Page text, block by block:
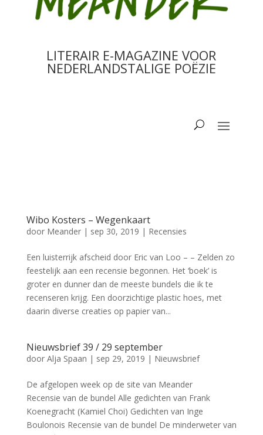
LITERAIR E-MAGAZINE VOOR
NEDERLANDSTALIGE POËZIE
Wibo Kosters – Wegenkaart
door Meander| sep 30, 2019 | Recensies
Een luisterrijk afscheid door Eric van Loo – – Zelden zo
feestelijk aan een recensie begonnen. Het ‘boek’ is
groter en dunner dan de meeste bundels die ik te
recenseren krijg. Een doorzichtige plastic hoes, met
daarin diverse creaties op papier van...
Nieuwsbrief 39 / 29 september
door Alja Spaan | sep 29, 2019 | Nieuwsbrief
De afgelopen week op de site van Meander
Recensie van de bundel Alle gedichten van Frank
Koenegracht (Kamiel Choi) Gedichten van Inge
Boulonois Recensie van de bundel De minderweter van